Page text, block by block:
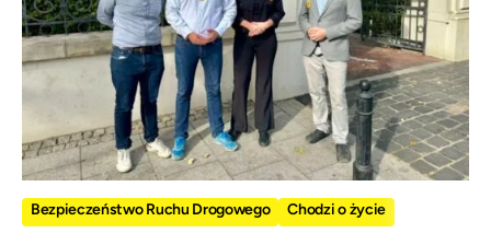
Bezpieczeństwo Ruchu Drogowego Chodzi o życie